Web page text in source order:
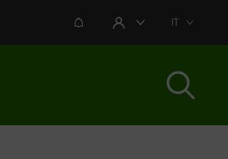
NOTIFICHEAREA UTENTEIT